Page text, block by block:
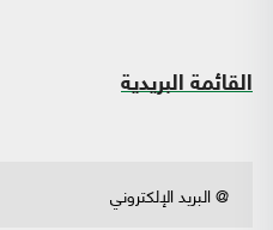
القائمة البريدية